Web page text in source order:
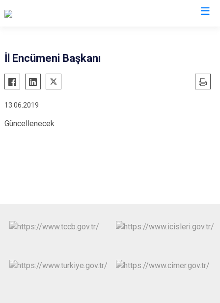
İl Encümeni Başkanı
13.06.2019
Güncellenecek